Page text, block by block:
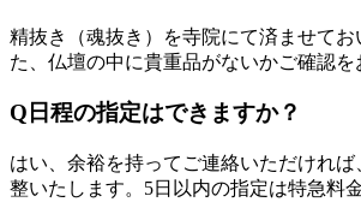
精抜き（魂抜き）を寺院にて済ませてお
た、仏壇の中に貴重品がないかご確認を
Q 日程の指定はできますか？
はい、余裕を持ってご連絡いただければ
整いたします。5日以内の指定は特急料